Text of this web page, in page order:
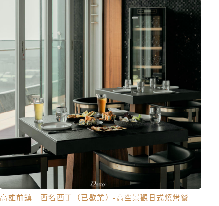
高雄前鎮｜酉名酉丁（已歇業）-高空景觀日式燒烤餐